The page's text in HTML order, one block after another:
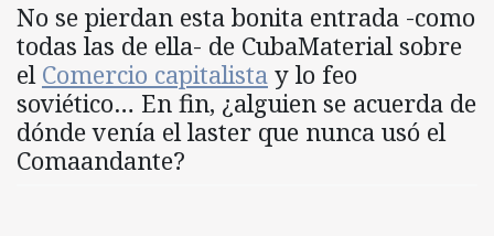
No se pierdan esta bonita entrada -como
todas las de ella- de CubaMaterial sobre
el Comercio capitalista y lo feo
soviético… En fin, ¿alguien se acuerda de
dónde venía el laster que nunca usó el
Comaandante?